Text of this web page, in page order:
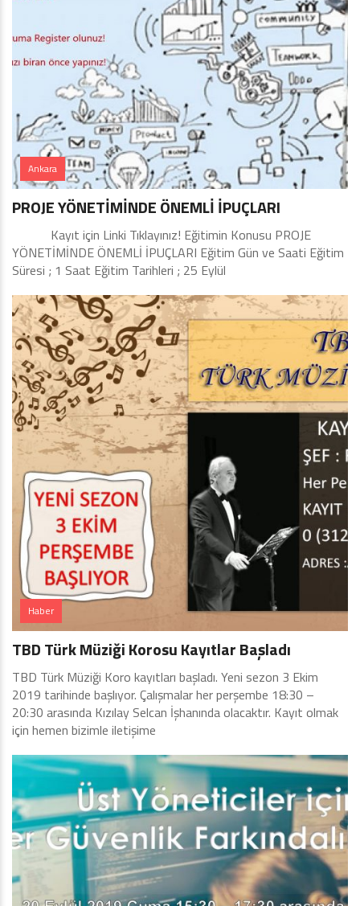
Ankara
PROJE YÖNETİMİNDE ÖNEMLİ İPUÇLARI
Kayıt için Linki Tıklayınız! Eğitimin Konusu PROJE
YÖNETİMİNDE ÖNEMLİ İPUÇLARI Eğitim Gün ve Saati Eğitim
Süresi ; 1 Saat Eğitim Tarihleri ; 25 Eylül
Haber
TBD Türk Müziği Korosu Kayıtlar Başladı
TBD Türk Müziği Koro kayıtları başladı. Yeni sezon 3 Ekim
2019 tarihinde başlıyor. Çalışmalar her perşembe 18:30 –
20:30 arasında Kızılay Selcan İşhanında olacaktır. Kayıt olmak
için hemen bizimle iletişime